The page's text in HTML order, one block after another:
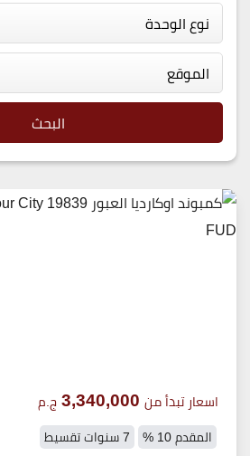
البحث
اسعار تبدأ من 3,340,000 ج.م
المقدم 10 % 7 سنوات تقسيط